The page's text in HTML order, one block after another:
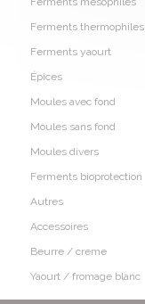
Ferments thermophiles
Ferments yaourt
Épices
Moules avec fond
Moules sans fond
Moules divers
Ferments bioprotection
Autres
Accessoires
Beurre / creme
Yaourt / fromage blanc